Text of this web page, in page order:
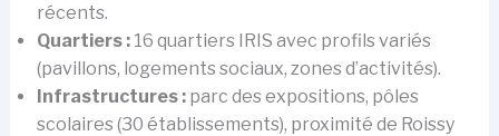
récents.
Quartiers :16 quartiers IRIS avec profils variés
(pavillons, logements sociaux, zones d’activités).
Infrastructures :parc des expositions, pôles
scolaires (30 établissements), proximité de Roissy